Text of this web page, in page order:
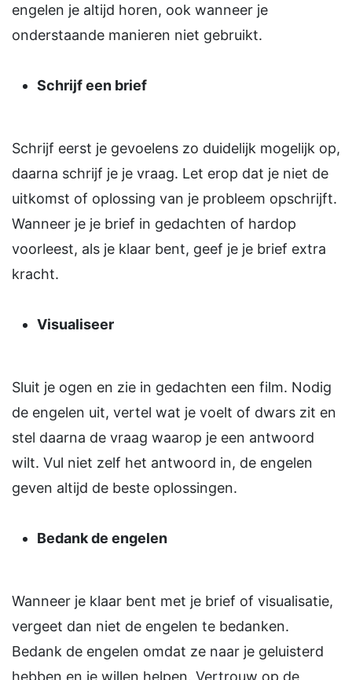
engelen je altijd horen, ook wanneer je
onderstaande manieren niet gebruikt.
Schrijf een brief
Schrijf eerst je gevoelens zo duidelijk mogelijk op,
daarna schrijf je je vraag. Let erop dat je niet de
uitkomst of oplossing van je probleem opschrijft.
Wanneer je je brief in gedachten of hardop
voorleest, als je klaar bent, geef je je brief extra
kracht.
Visualiseer
Sluit je ogen en zie in gedachten een film. Nodig
de engelen uit, vertel wat je voelt of dwars zit en
stel daarna de vraag waarop je een antwoord
wilt. Vul niet zelf het antwoord in, de engelen
geven altijd de beste oplossingen.
Bedank de engelen
Wanneer je klaar bent met je brief of visualisatie,
vergeet dan niet de engelen te bedanken.
Bedank de engelen omdat ze naar je geluisterd